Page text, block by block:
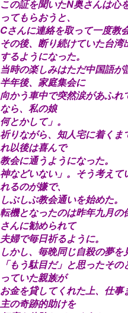
この証を聞いたN奥さんは心
ってもらおうと、
Cさんに連絡を取って一度教会
その後、断り続けていた台
するようになった。
当時の楽しみはただ中国語
半年後、家庭集会に
向かう車中で突然涙があふ
なら、私の娘
何とかして」。
祈りながら、知人宅に着く
れ以後は喜んで
教会に通うようになった。
神などいない」。そう考え
れるのが嫌で、
しぶしぶ教会通いを始めた。
転機となったのは昨年九月
さんに勧められて
夫婦で毎日祈るように。
しかし、毎晩同じ自殺の夢を
「もう駄目だ」と思ったそ
っていた親族が
お金を貸してくれた上、仕事
主の奇跡的助けを